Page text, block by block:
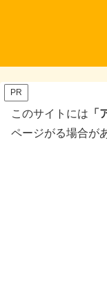
PR
このサイトには 「
ページがる場合が